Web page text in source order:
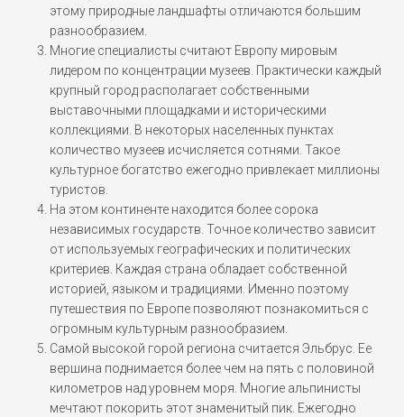
этому природные ландшафты отличаются большим
разнообразием.
Многие специалисты считают Европу мировым
лидером по концентрации музеев. Практически каждый
крупный город располагает собственными
выставочными площадками и историческими
коллекциями. В некоторых населенных пунктах
количество музеев исчисляется сотнями. Такое
культурное богатство ежегодно привлекает миллионы
туристов.
На этом континенте находится более сорока
независимых государств. Точное количество зависит
от используемых географических и политических
критериев. Каждая страна обладает собственной
историей, языком и традициями. Именно поэтому
путешествия по Европе позволяют познакомиться с
огромным культурным разнообразием.
Самой высокой горой региона считается Эльбрус. Ее
вершина поднимается более чем на пять с половиной
километров над уровнем моря. Многие альпинисты
мечтают покорить этот знаменитый пик. Ежегодно